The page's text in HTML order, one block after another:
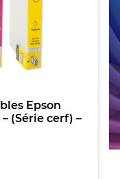
Epson
– (Série cerf) –